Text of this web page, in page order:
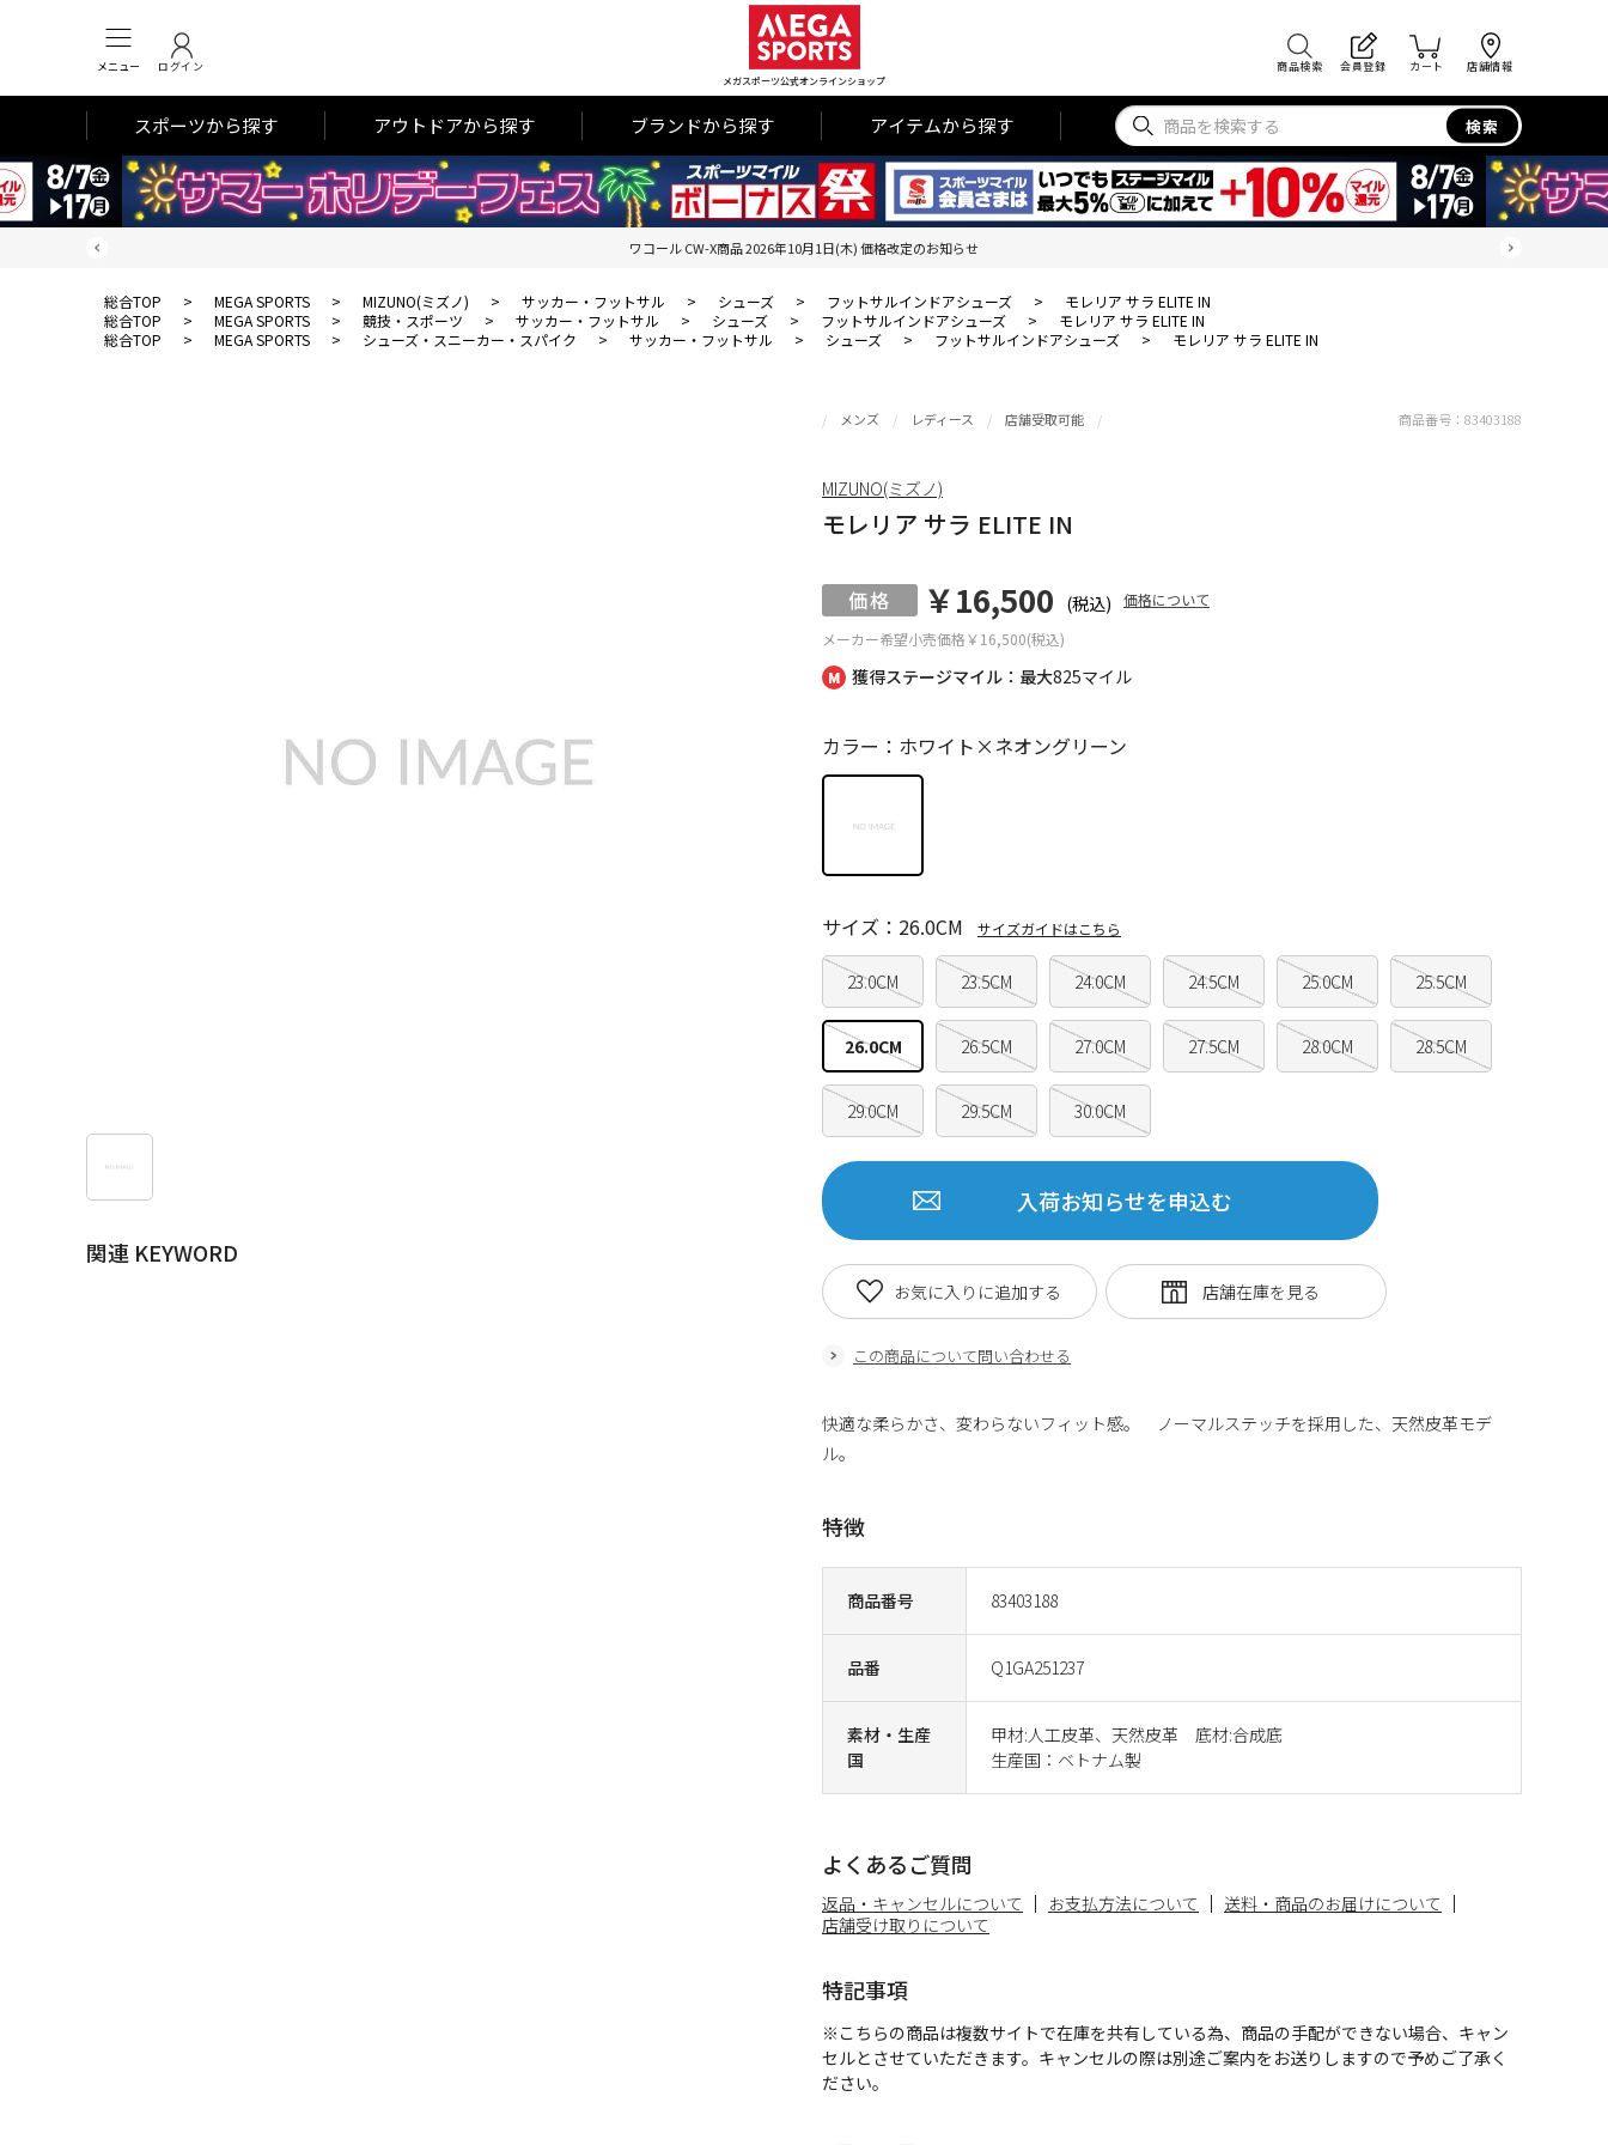
メニュー ログイン
メガスポーツ公式オンラインショップ
商品検索 会員登録 カート 店舗情報
スポーツから探す アウトドアから探す ブランドから探す アイテムから探す 検索
ワコール CW-X商品 2026年10月1日(木) 価格改定のお知らせ
総合TOP > MEGA SPORTS > MIZUNO(ミズノ) > サッカー・フットサル > シューズ > フットサルインドアシューズ >
モレリア サラ ELITE IN
総合TOP
> MEGA SPORTS > 競技・スポーツ > サッカー・フットサル > シューズ > フットサルインドアシューズ >
モレリア サラ ELITE IN
総合TOP
> MEGA SPORTS > シューズ・スニーカー・スパイク > サッカー・フットサル > シューズ > フットサルインドアシューズ > モレリア サラ ELITE IN
関連 KEYWORD
獲得ステージマイル：最大825マイル
メンズ レディース 店舗受取可能
モレリア サラ ELITE IN
メーカー希望小売価格￥16,500(税込)
￥16,500 (税込) 価格について
商品番号 83403188
品番 Q1GA251237
素材・生産
国
甲材:人工皮革、天然皮革 底材:合成底
生産国：ベトナム製
カラー：ホワイト×ネオングリーン
23.0CM 23.5CM 24.0CM 24.5CM 25.0CM 25.5CM
26.0CM 26.5CM 27.0CM 27.5CM 28.0CM 28.5CM
29.0CM 29.5CM 30.0CM
サイズ：26.0CM サイズガイドはこちら
入荷お知らせを申込む
この商品について問い合わせる
お気に入りに追加する
商品番号： 83403188
MIZUNO(ミズノ)
快適な柔らかさ、変わらないフィット感。 ノーマルステッチを採用した、天然皮革モデ
ル。
特徴
よくあるご質問
返品・キャンセルについて お支払方法について
送料・商品のお届けについて
店舗受け取りについて
特記事項
※こちらの商品は複数サイトで在庫を共有している為、商品の手配ができない場合、キャン
セルとさせていただきます。キャンセルの際は別途ご案内をお送りしますので予めご了承く
ださい。